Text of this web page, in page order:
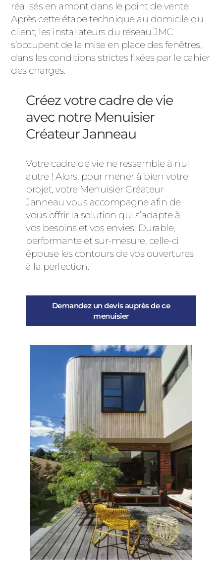
réalisés en amont dans le point de vente.
Après cette étape technique au domicile du
client, les installateurs du réseau JMC
s’occupent de la mise en place des fenêtres,
dans les conditions strictes fixées par le cahier
des charges.
Créez votre cadre de vie
avec notre Menuisier
Créateur Janneau
Votre cadre de vie ne ressemble à nul
autre ! Alors, pour mener à bien votre
projet, votre Menuisier Créateur
Janneau vous accompagne afin de
vous offrir la solution qui s’adapte à
vos besoins et vos envies. Durable,
performante et sur-mesure, celle-ci
épouse les contours de vos ouvertures
à la perfection.
Demandez un devis auprès de ce
menuisier